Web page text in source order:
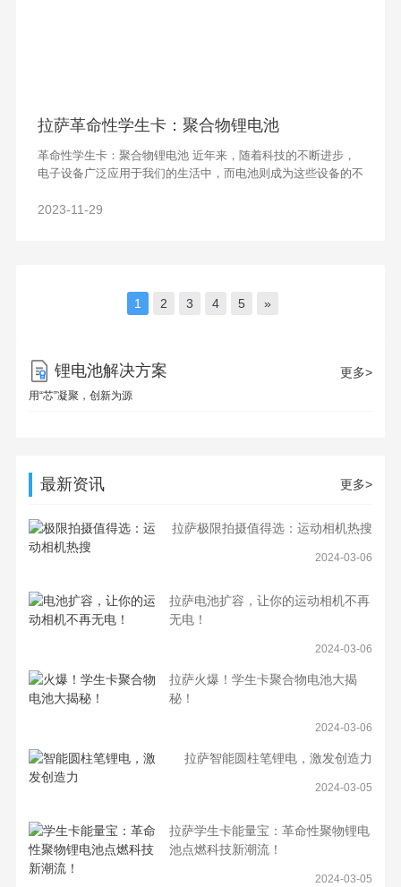
拉萨革命性学生卡：聚合物锂电池
革命性学生卡：聚合物锂电池 近年来，随着科技的不断进步，
电子设备广泛应用于我们的生活中，而电池则成为这些设备的不
安全性差等问题，并且对环境有一定
2023-11-29
1 2 3 4 5 »
锂电池解决方案
用“芯”凝聚，创新为源
更多>
最新资讯 更多>
拉萨极限拍摄值得选：运动相机热搜
2024-03-06
拉萨电池扩容，让你的运动相机不再
无电！
2024-03-06
拉萨火爆！学生卡聚合物电池大揭
秘！
2024-03-06
拉萨智能圆柱笔锂电，激发创造力
2024-03-05
拉萨学生卡能量宝：革命性聚物锂电
池点燃科技新潮流！
2024-03-05